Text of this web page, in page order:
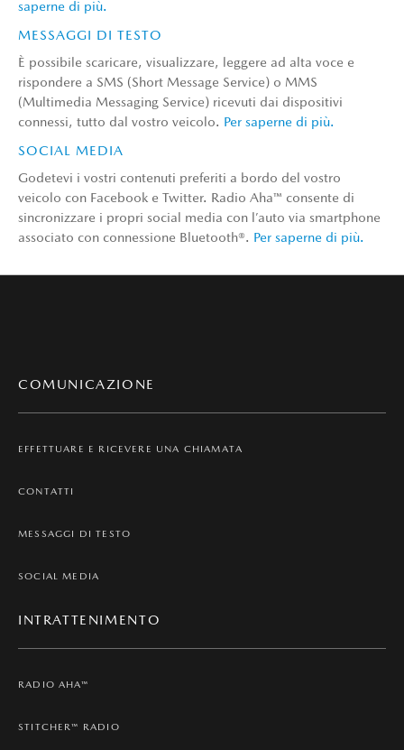
saperne di più.
MESSAGGI DI TESTO
È possibile scaricare, visualizzare, leggere ad alta voce e
rispondere a SMS (Short Message Service) o MMS
(Multimedia Messaging Service) ricevuti dai dispositivi
connessi, tutto dal vostro veicolo. Per saperne di più.
SOCIAL MEDIA
Godetevi i vostri contenuti preferiti a bordo del vostro
veicolo con Facebook e Twitter. Radio Aha™ consente di
sincronizzare i propri social media con l’auto via smartphone
associato con connessione Bluetooth®. Per saperne di più.
COMUNICAZIONE
EFFETTUARE E RICEVERE UNA CHIAMATA
CONTATTI
MESSAGGI DI TESTO
SOCIAL MEDIA
INTRATTENIMENTO
RADIO AHA™
STITCHER™ RADIO